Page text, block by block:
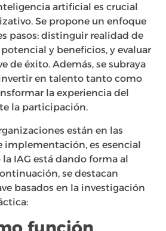
artificial es crucial
Se propone un enfoque
pasos: distinguir realidad de
y beneficios, y evaluar
de éxito. Además, se subraya
en talento tanto como
la experiencia del
la participación.
están en las
implementación, es esencial
IAG está dando forma al
se destacan
basados en la investigación